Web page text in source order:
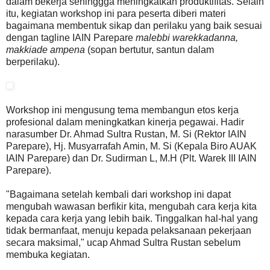
itu, kegiatan workshop ini para peserta diberi materi
bagaimana membentuk sikap dan perilaku yang baik sesuai
dengan tagline IAIN Parepare malebbi warekkadanna,
makkiade ampena (sopan bertutur, santun dalam
berperilaku).
Workshop ini mengusung tema membangun etos kerja
profesional dalam meningkatkan kinerja pegawai. Hadir
narasumber Dr. Ahmad Sultra Rustan, M. Si (Rektor IAIN
Parepare), Hj. Musyarrafah Amin, M. Si (Kepala Biro AUAK
IAIN Parepare) dan Dr. Sudirman L, M.H (Plt. Warek III IAIN
Parepare).
"Bagaimana setelah kembali dari workshop ini dapat
mengubah wawasan berfikir kita, mengubah cara kerja kita
kepada cara kerja yang lebih baik. Tinggalkan hal-hal yang
tidak bermanfaat, menuju kepada pelaksanaan pekerjaan
secara maksimal," ucap Ahmad Sultra Rustan sebelum
membuka kegiatan.